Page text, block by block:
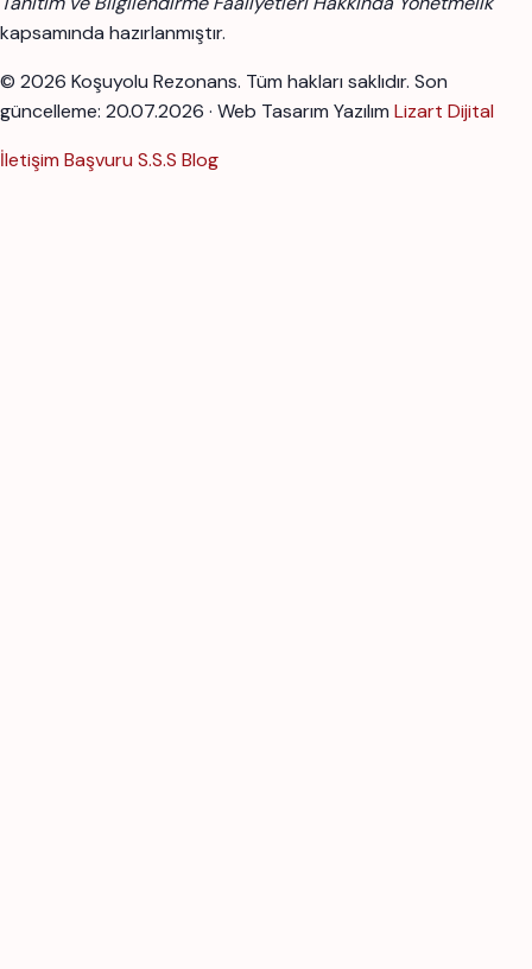
kapsamında hazırlanmıştır.
© 2026 Koşuyolu Rezonans. Tüm hakları saklıdır. Son
güncelleme: 20.07.2026 · Web Tasarım Yazılım Lizart Dijital
İletişim Başvuru S.S.S Blog